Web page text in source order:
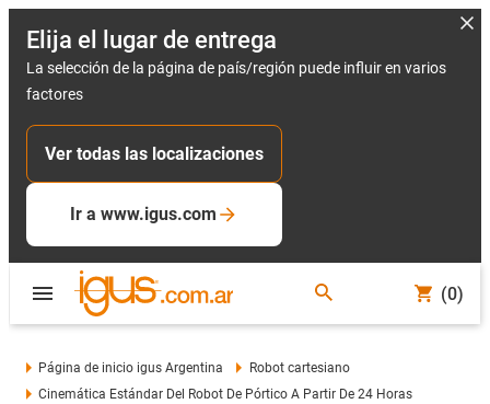
Elija el lugar de entrega
La selección de la página de país/región puede influir en varios
factores
Ver todas las localizaciones
Ir a www.igus.com
(0)
Página de inicio igus Argentina
Robot cartesiano
Cinemática Estándar Del Robot De Pórtico A Partir De 24 Horas